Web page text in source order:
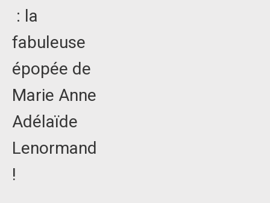
: la
fabuleuse
épopée de
Marie Anne
Adélaïde
Lenormand
!